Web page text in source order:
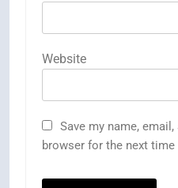
Website
Save my name,
browser for the next